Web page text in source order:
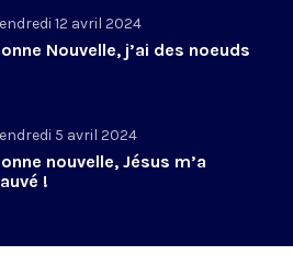
12 avril 2024
Nouvelle, j’ai des noeuds
5 avril 2024
nouvelle, Jésus m’a
!